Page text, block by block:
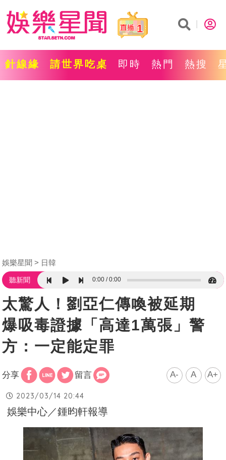
1
針線緣 請世界吃桌 即時 熱門 熱搜
娛樂星聞 日韓
聽新聞 0:00 0:00
太驚人！劉亞仁傳喚被延期
爆吸毒證據「高達1萬張」警
方：一定能定罪
分享 留言 A- A A+
2023/03/14 20:44
娛樂中心／鍾昀軒報導